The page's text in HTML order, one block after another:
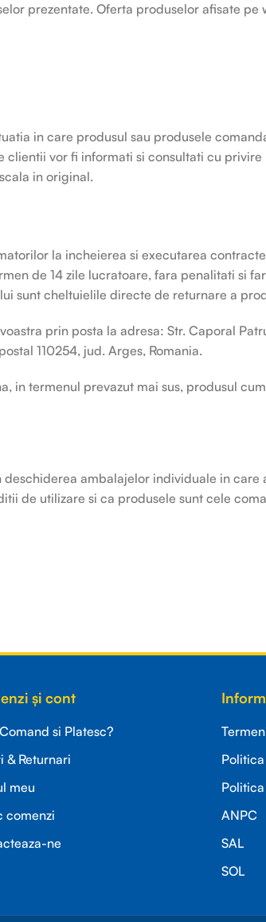
prezentate. Oferta produselor afisate pe
in care produsul sau produsele
vor fi informati si consultati cu privire
in original.
la incheierea si executarea
de 14 zile lucratoare, fara penalitati si
sunt cheltuielile directe de returnare a
prin posta la adresa: Str. Caporal
110254, jud. Arges, Romania.
in termenul prevazut mai sus, produsul
ambalajelor individuale in care
de utilizare si ca produsele sunt cele
și cont
si Platesc?
& Returnari
meu
comenzi
ne
ANPC
SAL
SOL